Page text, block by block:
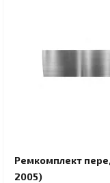
Ремкомплект
2005)